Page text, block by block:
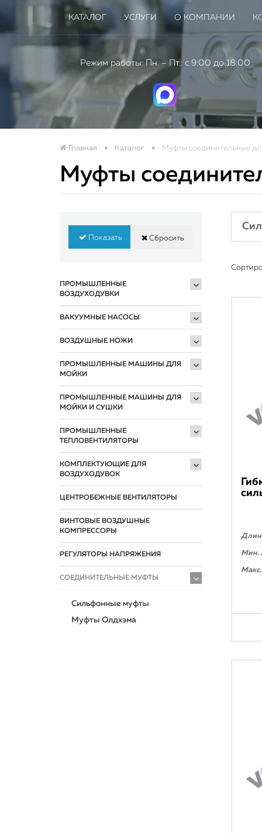
КАТАЛОГ УСЛУГИ О КОМПАНИИ
Режим работы: Пн. – Пт.: с 9:00 до 18:00
Главная Каталог Муфты соединительные
Муфты
Показать Сбросить
ПРОМЫШЛЕННЫЕ
ВОЗДУХОДУВКИ
ВАКУУМНЫЕ НАСОСЫ
ВОЗДУШНЫЕ НОЖИ
ПРОМЫШЛЕННЫЕ МАШИНЫ ДЛЯ
МОЙКИ
ПРОМЫШЛЕННЫЕ МАШИНЫ ДЛЯ
МОЙКИ И СУШКИ
ПРОМЫШЛЕННЫЕ
ТЕПЛОВЕНТИЛЯТОРЫ
КОМПЛЕКТУЮЩИЕ ДЛЯ
ВОЗДУХОДУВОК
ЦЕНТРОБЕЖНЫЕ ВЕНТИЛЯТОРЫ
ВИНТОВЫЕ ВОЗДУШНЫЕ
КОМПРЕССОРЫ
РЕГУЛЯТОРЫ НАПРЯЖЕНИЯ
СОЕДИНИТЕЛЬНЫЕ МУФТЫ
Сильфонные муфты
Муфты Олдхэма
Мин.